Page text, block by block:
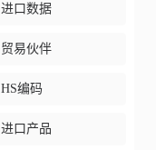
进口数据
贸易伙伴
HS编码
进口产品